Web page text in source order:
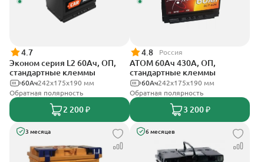
4.7
Эконом серия L2 60Ач, ОП,
стандартные клеммы
242х175х190 мм
60Ач
Обратная полярность
2 200 ₽
4.8 Россия
АТОМ 60Ач 430А, ОП,
стандартные клеммы
242х175х190 мм
60Ач
Обратная полярность
3 200 ₽
3 месяца 6 месяцев